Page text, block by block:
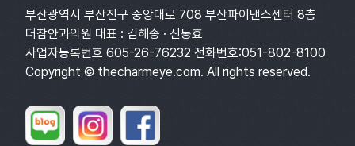
부산광역시 부산진구 중앙대로 708 부산파이낸스센터 8층
더참안과의원 대표 : 김해송 · 신동효
사업자등록번호 605-26-76232 전화번호:051-802-8100
Copyright © thecharmeye.com. All rights reserved.